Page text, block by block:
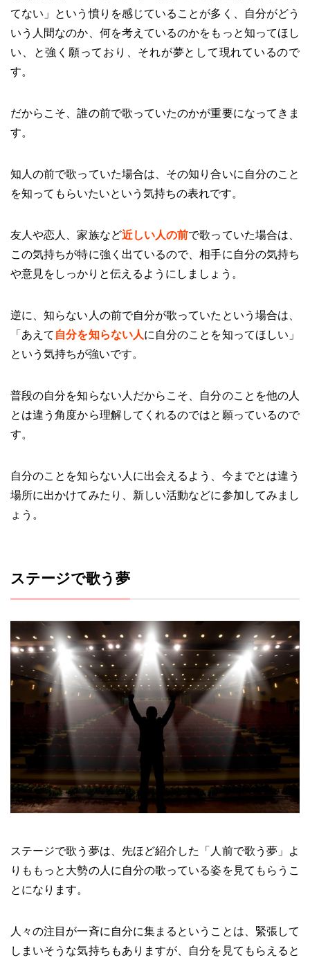
てない」という憤りを感じていることが多く、自分がどう
いう人間なのか、何を考えているのかをもっと知ってほし
い、と強く願っており、それが夢として現れているので
す。
だからこそ、誰の前で歌っていたのかが重要になってきま
す。
知人の前で歌っていた場合は、その知り合いに自分のこと
を知ってもらいたいという気持ちの表れです。
友人や恋人、家族など近しい人の前で歌っていた場合は、
この気持ちが特に強く出ているので、相手に自分の気持ち
や意見をしっかりと伝えるようにしましょう。
逆に、知らない人の前で自分が歌っていたという場合は、
「あえて 自分を知らない人に自分のことを知ってほしい」
という気持ちが強いです。
普段の自分を知らない人だからこそ、自分のことを他の人
とは違う角度から理解してくれるのではと願っているので
す。
自分のことを知らない人に出会えるよう、今までとは違う
場所に出かけてみたり、新しい活動などに参加してみまし
ょう。
ステージで歌う夢
ステージで歌う夢は、先ほど紹介した「人前で歌う夢」よ
りももっと大勢の人に自分の歌っている姿を見てもらうこ
とになります。
人々の注目が一斉に自分に集まるということは、緊張して
しまいそうな気持ちもありますが、自分を見てもらえると